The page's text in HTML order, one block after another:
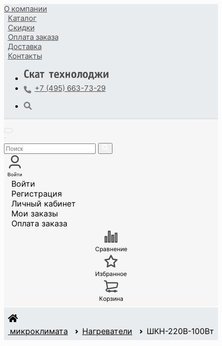
О компании
Каталог
Скидки
Оплата заказа
Доставка
Контакты
+7 (495) 663-73-29
Войти
Войти
Регистрация
Личный кабинет
Мои заказы
Оплата заказа
Сравнение
Избранное
Корзина
микроклимата Нагреватели ШКН-220В-100Вт